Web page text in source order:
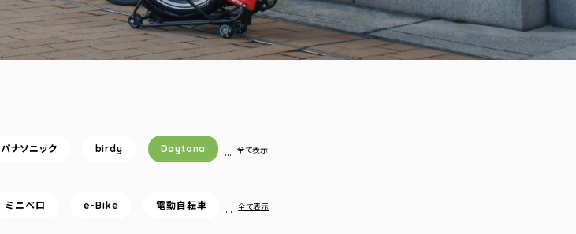
パナソニック birdy Daytona … 全て表示
ミニベロ e-Bike 電動自転車 … 全て表示